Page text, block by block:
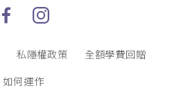
私隱權政策
全額學費回贈
如何運作